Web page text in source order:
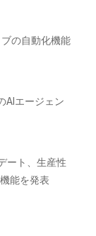
の自動化機能
AIエージェン
ート、生産性
能を発表